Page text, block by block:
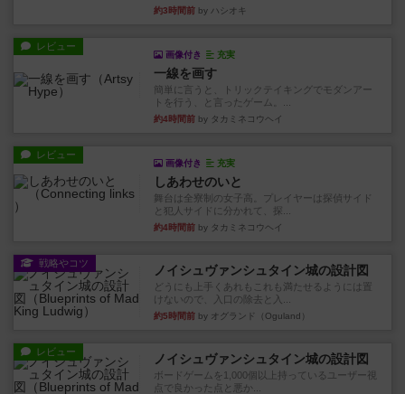
約3時間前 by ハシオキ
レビュー
画像付き 充実
一線を画す
簡単に言うと、トリックテイキングでモダンアー
トを行う、と言ったゲーム。...
約4時間前 by タカミネコウヘイ
レビュー
画像付き 充実
しあわせのいと
舞台は全寮制の女子高。プレイヤーは探偵サイド
と犯人サイドに分かれて、探...
約4時間前 by タカミネコウヘイ
戦略やコツ ノイシュヴァンシュタイン城の設計図
どうにも上手くあれもこれも満たせるようには置
けないので、入口の除去と入...
約5時間前 by オグランド（Oguland）
レビュー ノイシュヴァンシュタイン城の設計図
ボードゲームを1,000個以上持っているユーザー視
点で良かった点と悪か...